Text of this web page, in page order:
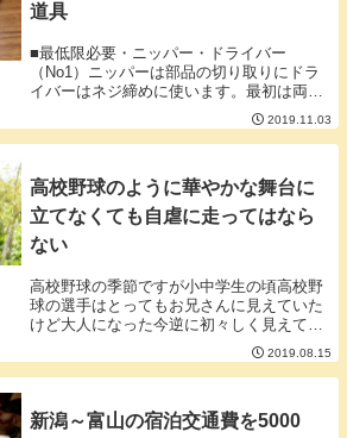
道具
■最低限必要・ニッパー・ドライバー
（No1）ニッパーは部品の切り取りにドラ
イバーはネジ締めに使います。最初は両方
100均でいいと思います。■あると便利・ヤ
スリ・ピンセット・カッター・ボックスレ
ンチ（4mmと4.5mm）・細い筆(ナイロ
2019.11.03
高校野球のように華やかな舞台に
立てなくても自虐に走ってはなら
ない
高校野球の季節ですが小中学生の頃高校野
球の選手はとってもお兄さんに見えていた
けど大人になった今逆に初々しく見えてし
まったりするものです。昔も今も高校球児
が輝かしく見えることには変わりなく時に
は高校生がこんなに頑張っているのに自分
2019.08.15
新潟～富山の宿泊交通費を5000